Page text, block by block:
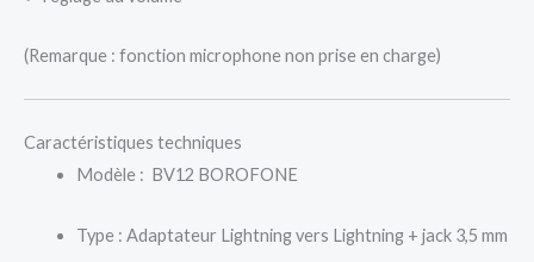
(Remarque : fonction microphone non prise en charge)
Caractéristiques techniques
Modèle : BV12 BOROFONE
Type : Adaptateur Lightning vers Lightning + jack 3,5 mm